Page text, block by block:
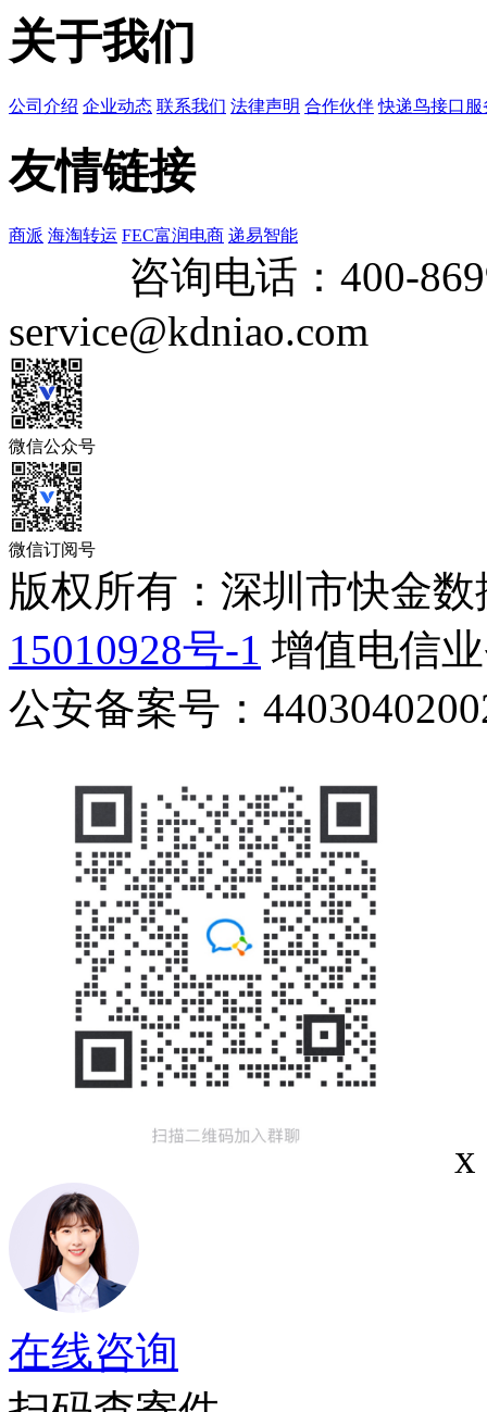
关于我们
公司介绍 企业动态 联系我们 法律声明 合作伙伴 快递鸟接口服
友情链接
商派 海淘转运 FEC富润电商 递易智能
咨询电话： 400-
service@kdniao.com
微信公众号
微信订阅号
版权所有：深圳市快金
15010928号-1 增值电信
公安备案号：
x
在线咨询